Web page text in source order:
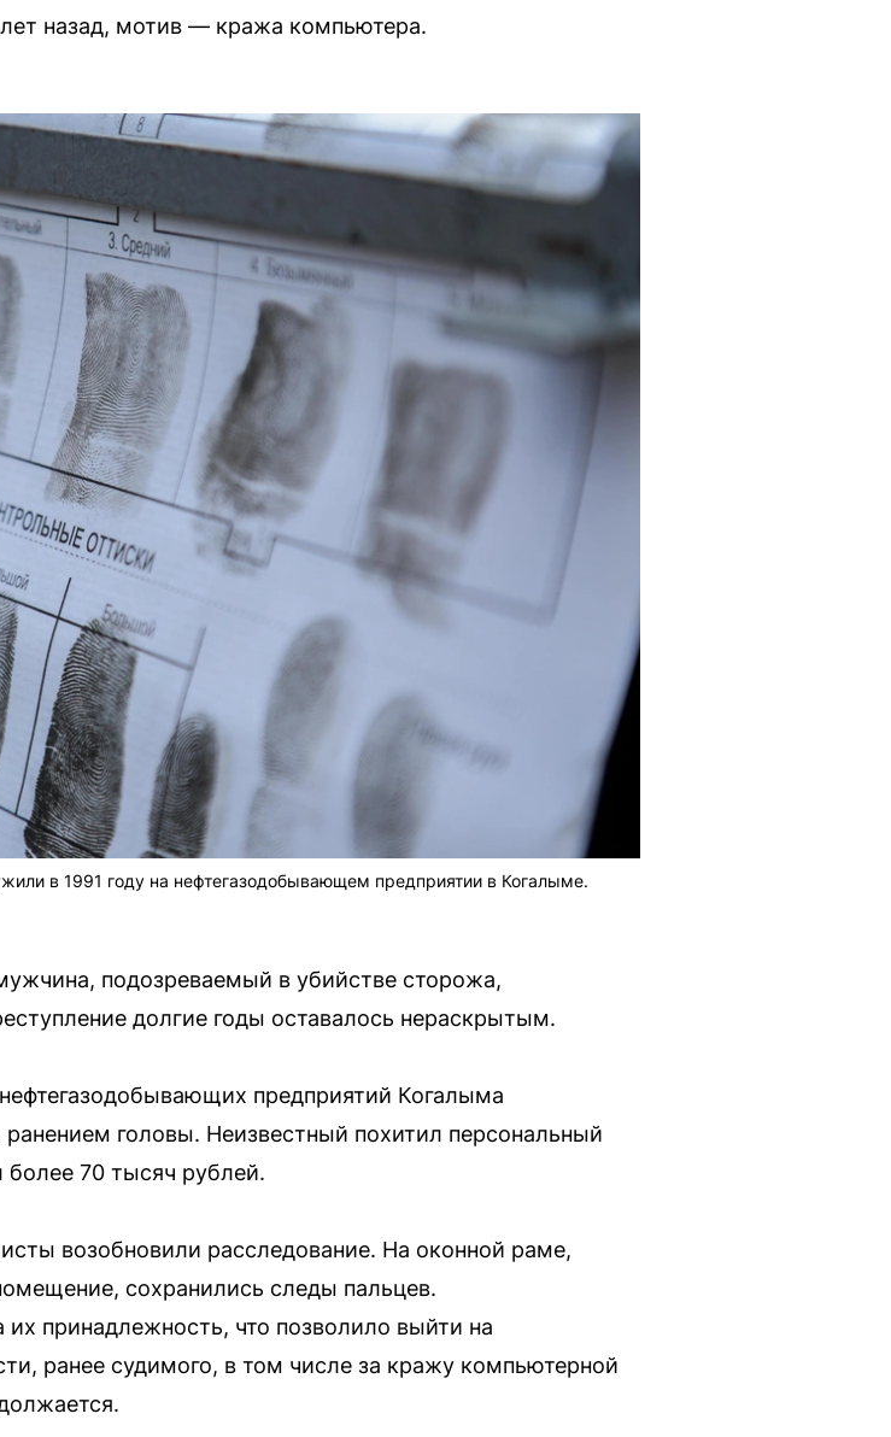
назад, мотив — кража компьютера.
в 1991 году на нефтегазодобывающем предприятии в Когалыме.
подозреваемый в убийстве сторожа,
долгие годы оставалось нераскрытым.
предприятий Когалыма
головы. Неизвестный похитил персональный
70 тысяч рублей.
возобновили расследование. На оконной раме,
сохранились следы пальцев.
их принадлежность, что позволило выйти на
ранее судимого, в том числе за кражу компьютерной